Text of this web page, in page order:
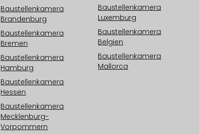
Baustellenkamera
Brandenburg
Baustellenkamera
Bremen
Baustellenkamera
Hamburg
Baustellenkamera
Hessen
Baustellenkamera
Mecklenburg-
Vorpommern
Baustellenkamera
Luxemburg
Baustellenkamera
Belgien
Baustellenkamera
Mallorca